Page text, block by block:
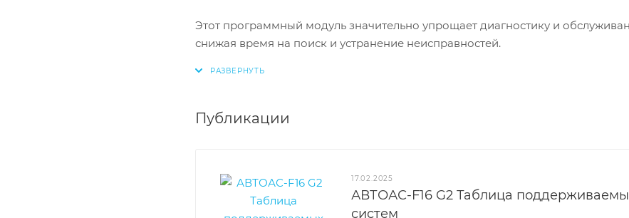
Этот программный модуль значительно упрощает диагностику и
снижая время на поиск и устранение неисправностей.
Публикации
17.02.2025
АВТОАС-F16 G2 Таблица
систем